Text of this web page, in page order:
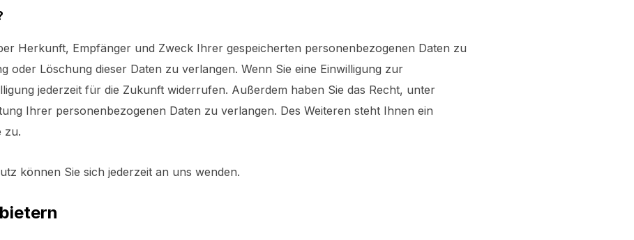
Herkunft, Empfänger und Zweck Ihrer gespeicherten personenbezogenen Daten zu
oder Löschung dieser Daten zu verlangen. Wenn Sie eine Einwilligung zur
jederzeit für die Zukunft widerrufen. Außerdem haben Sie das Recht, unter
Ihrer personenbezogenen Daten zu verlangen. Des Weiteren steht Ihnen ein
zu.
können Sie sich jederzeit an uns wenden.